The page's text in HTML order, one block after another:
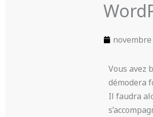
novembre
Vous avez
démodera
Il faudra